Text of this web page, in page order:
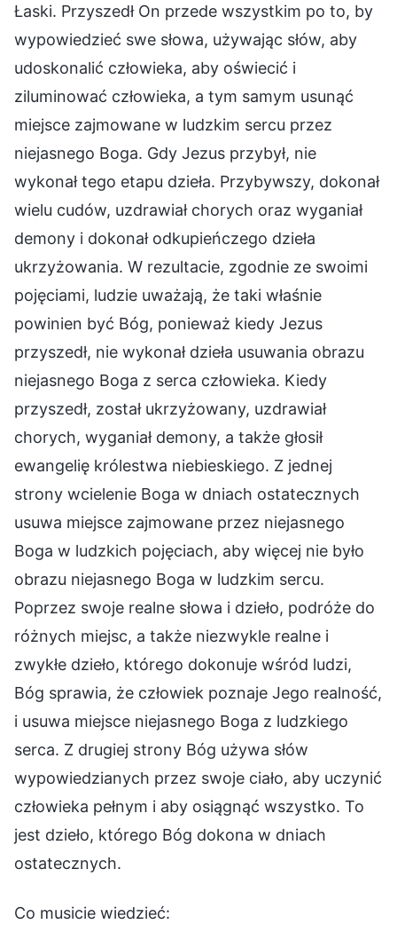
Łaski. Przyszedł On przede wszystkim po to, by
wypowiedzieć swe słowa, używając słów, aby
udoskonalić człowieka, aby oświecić i
ziluminować człowieka, a tym samym usunąć
miejsce zajmowane w ludzkim sercu przez
niejasnego Boga. Gdy Jezus przybył, nie
wykonał tego etapu dzieła. Przybywszy, dokonał
wielu cudów, uzdrawiał chorych oraz wyganiał
demony i dokonał odkupieńczego dzieła
ukrzyżowania. W rezultacie, zgodnie ze swoimi
pojęciami, ludzie uważają, że taki właśnie
powinien być Bóg, ponieważ kiedy Jezus
przyszedł, nie wykonał dzieła usuwania obrazu
niejasnego Boga z serca człowieka. Kiedy
przyszedł, został ukrzyżowany, uzdrawiał
chorych, wyganiał demony, a także głosił
ewangelię królestwa niebieskiego. Z jednej
strony wcielenie Boga w dniach ostatecznych
usuwa miejsce zajmowane przez niejasnego
Boga w ludzkich pojęciach, aby więcej nie było
obrazu niejasnego Boga w ludzkim sercu.
Poprzez swoje realne słowa i dzieło, podróże do
różnych miejsc, a także niezwykle realne i
zwykłe dzieło, którego dokonuje wśród ludzi,
Bóg sprawia, że człowiek poznaje Jego realność,
i usuwa miejsce niejasnego Boga z ludzkiego
serca. Z drugiej strony Bóg używa słów
wypowiedzianych przez swoje ciało, aby uczynić
człowieka pełnym i aby osiągnąć wszystko. To
jest dzieło, którego Bóg dokona w dniach
ostatecznych.
Co musicie wiedzieć: